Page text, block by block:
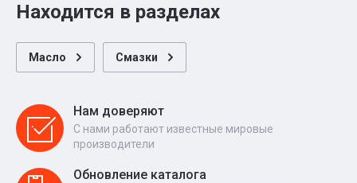
Находится в разделах
Масло Смазки
Нам доверяют
С нами работают известные мировые
производители
Обновление каталога